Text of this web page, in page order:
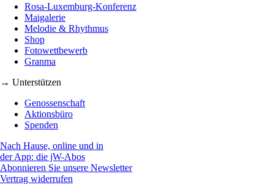
Rosa-Luxemburg-Konferenz
Maigalerie
Melodie & Rhythmus
Shop
Fotowettbewerb
Granma
→ Unterstützen
Genossenschaft
Aktionsbüro
Spenden
Nach Hause, online und in
der App: die jW-Abos
Abonnieren Sie unsere Newsletter
Vertrag widerrufen